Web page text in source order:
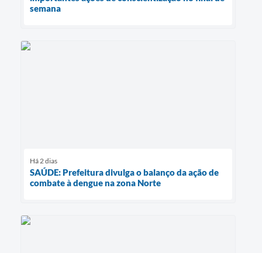
semana
Há 2 dias
SAÚDE: Prefeitura divulga o balanço da ação de
combate à dengue na zona Norte